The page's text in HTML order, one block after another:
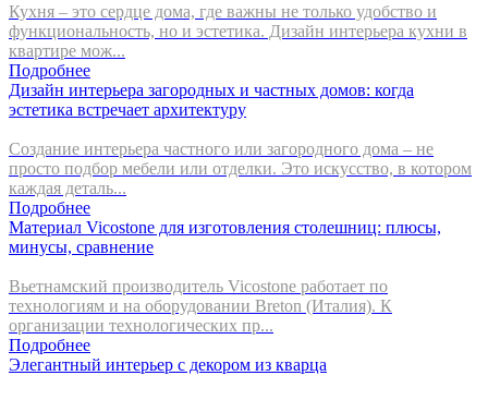
Кухня – это сердце дома, где важны не только удобство и
функциональность, но и эстетика. Дизайн интерьера кухни в
квартире мож...
Подробнее
Дизайн интерьера загородных и частных домов: когда
эстетика встречает архитектуру
Создание интерьера частного или загородного дома – не
просто подбор мебели или отделки. Это искусство, в котором
каждая деталь...
Подробнее
Материал Vicostone для изготовления столешниц: плюсы,
минусы, сравнение
Вьетнамский производитель Vicostone работает по
технологиям и на оборудовании Breton (Италия). К
организации технологических пр...
Подробнее
Элегантный интерьер с декором из кварца